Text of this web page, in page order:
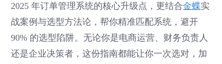
2025 年订单管理系统的核心升级点，更结合金蝶实
战案例与选型方法论，帮你精准匹配系统，避开
90% 的选型陷阱。无论你是电商运营、财务负责人
还是企业决策者，这份指南都能让你一次选对，加